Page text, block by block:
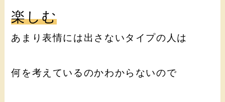
楽しむ
あまり表情には出さないタイプの人は
何を考えているのかわからないので